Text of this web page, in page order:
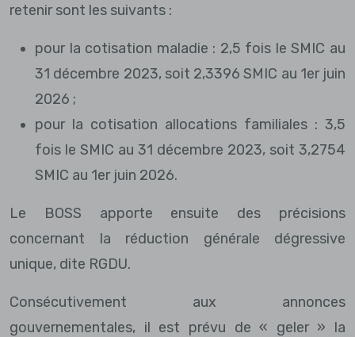
retenir sont les suivants :
pour la cotisation maladie : 2,5 fois le SMIC au
31 décembre 2023, soit 2,3396 SMIC au 1er juin
2026 ;
pour la cotisation allocations familiales : 3,5
fois le SMIC au 31 décembre 2023, soit 3,2754
SMIC au 1er juin 2026.
Le BOSS apporte ensuite des précisions
concernant la réduction générale dégressive
unique, dite RGDU.
Consécutivement aux annonces
gouvernementales, il est prévu de « geler » la